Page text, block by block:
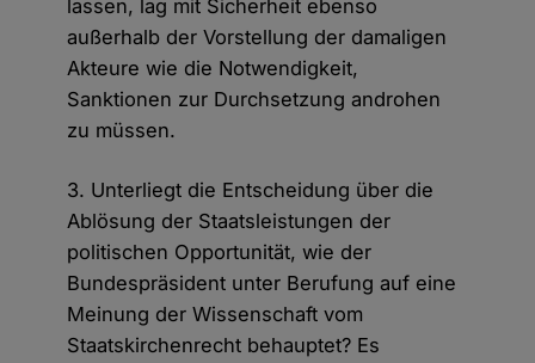
lassen, lag mit Sicherheit ebenso
außerhalb der Vorstellung der damaligen
Akteure wie die Notwendigkeit,
Sanktionen zur Durchsetzung androhen
zu müssen.
3. Unterliegt die Entscheidung über die
Ablösung der Staatsleistungen der
politischen Opportunität, wie der
Bundespräsident unter Berufung auf eine
Meinung der Wissenschaft vom
Staatskirchenrecht behauptet? Es